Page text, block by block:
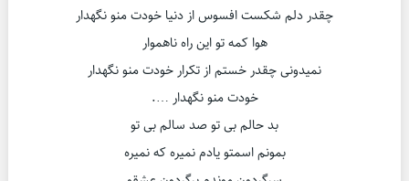
چقدر دلم شکست افسوس از دنیا خودت منو نگهدار
هوا کمه تو این راه ناهموار
نمیدونی چقدر خستم از تکرار خودت منو نگهدار
خودت منو نگهدار ….
بد حالم بی تو صد سالم بی تو
بمونم اسمتو یادم نمیره که نمیره